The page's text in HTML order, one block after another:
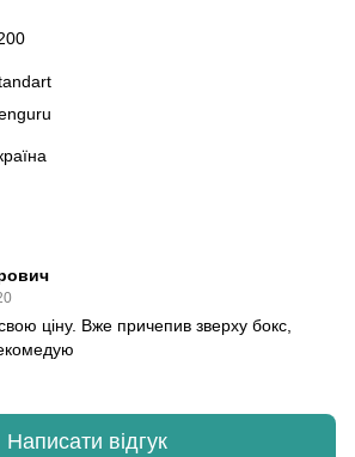
ціну. Вже причепив зверху бокс,
Написати відгук